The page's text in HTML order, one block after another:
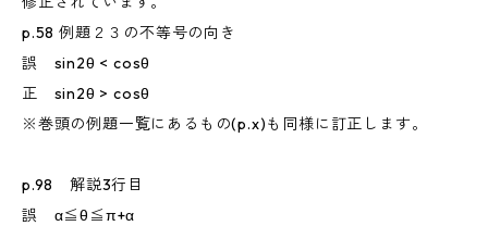
p.58 例題２３の不等号の向き
誤 sin2θ < cosθ
正 sin2θ > cosθ
※巻頭の例題一覧にあるもの(p.x)も同様に訂正します。
p.98 解説3行目
誤 α≦θ≦π+α